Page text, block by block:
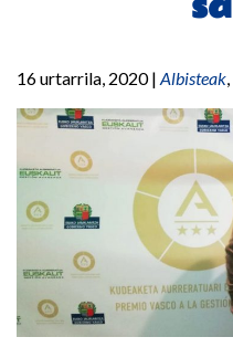
16 urtarrila, 2020| Albisteak,